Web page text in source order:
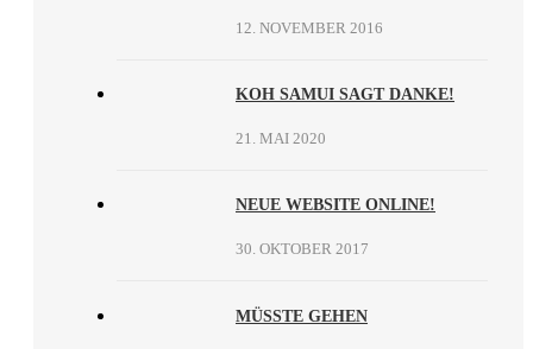
12. NOVEMBER 2016
KOH SAMUI SAGT DANKE!
21. MAI 2020
NEUE WEBSITE ONLINE!
30. OKTOBER 2017
MÜSSTE GEHEN